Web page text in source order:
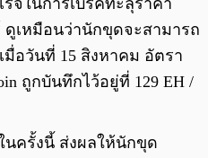
ดูเหมือนว่านักขุดจะสามารถ
มื่อวันที่ 15 สิงหาคม อัตรา
ถูกบันทึกไว้อยู่ที่ 129 EH /
นครั้งนี้ ส่งผลให้นักขุด